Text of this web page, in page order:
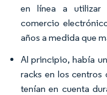
en línea a utilizar
comercio
años a medida que
Al principio, había
racks en los
tenían en cuenta